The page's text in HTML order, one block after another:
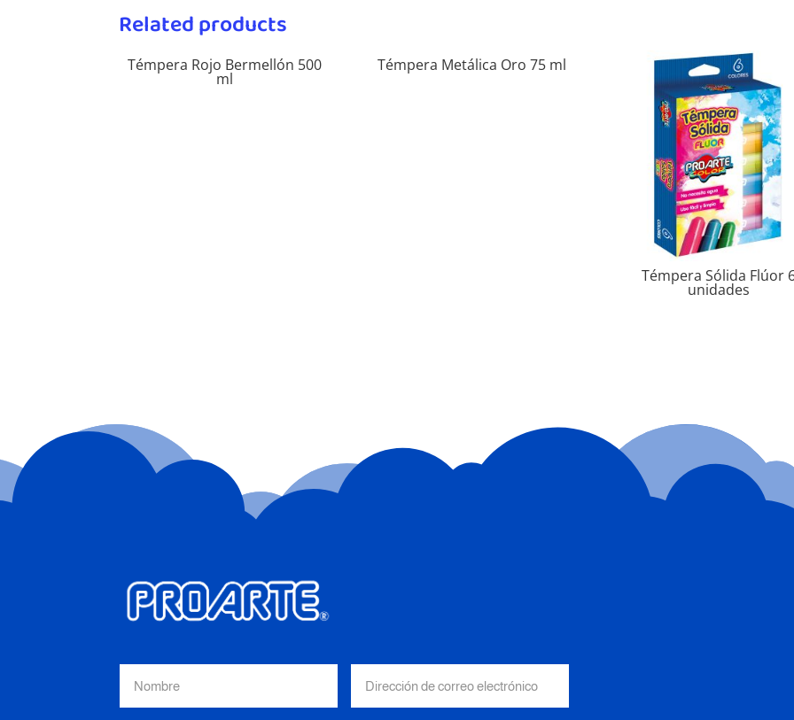
Related products
Témpera Rojo Bermellón 500
ml
Témpera Metálica Oro 75 ml
Témpera Sólida Flúor
unidades